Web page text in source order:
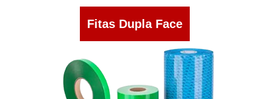
Fitas Dupla Face